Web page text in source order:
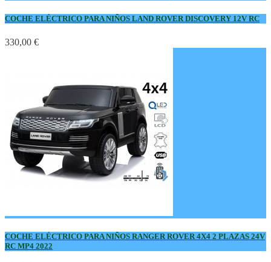
COCHE ELÉCTRICO PARA NIÑOS LAND ROVER DISCOVERY 12V RC
330,00 €
COCHE ELÉCTRICO PARA NIÑOS RANGER ROVER 4X4 2 PLAZAS 24V
RC MP4 2022